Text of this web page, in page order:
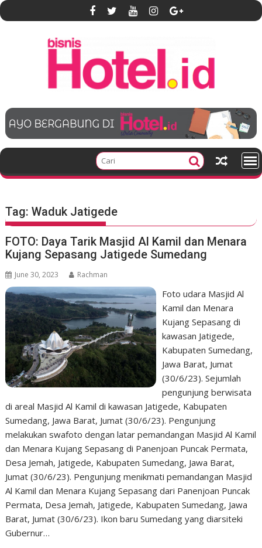
S
k
e
t
Tag:Waduk Jatigede
FOTO: Daya Tarik Masjid Al Kamil dan Menara
Kujang Sepasang Jatigede Sumedang
June 30, 2023 Rachman
Foto udara Masjid Al
Kamil dan Menara
Kujang Sepasang di
kawasan Jatigede,
Kabupaten Sumedang,
Jawa Barat, Jumat
(30/6/23). Sejumlah
pengunjung berwisata
di areal Masjid Al Kamil di kawasan Jatigede, Kabupaten
Sumedang, Jawa Barat, Jumat (30/6/23). Pengunjung
melakukan swafoto dengan latar pemandangan Masjid Al Kamil
dan Menara Kujang Sepasang di Panenjoan Puncak Permata,
Desa Jemah, Jatigede, Kabupaten Sumedang, Jawa Barat,
Jumat (30/6/23). Pengunjung menikmati pemandangan Masjid
Al Kamil dan Menara Kujang Sepasang dari Panenjoan Puncak
Permata, Desa Jemah, Jatigede, Kabupaten Sumedang, Jawa
Barat, Jumat (30/6/23). Ikon baru Sumedang yang diarsiteki
Gubernur…